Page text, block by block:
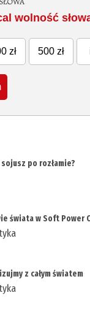
wolność
zł 500 zł
po rozłamie?
świata w Soft Power
z całym światem